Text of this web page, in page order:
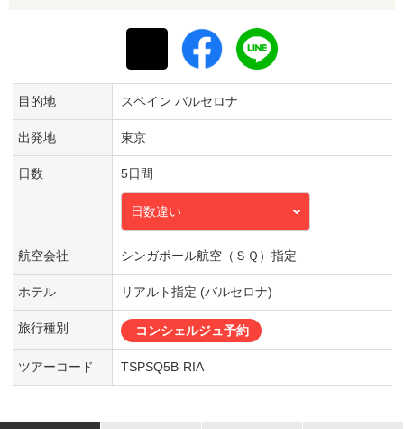
目的地 スペイン バルセロナ
出発地 東京
日数 5日間
日数違い
航空会社 シンガポール航空（ＳＱ）指定
ホテル リアルト指定 (バルセロナ)
旅行種別 コンシェルジュ予約
ツアーコード TSPSQ5B-RIA